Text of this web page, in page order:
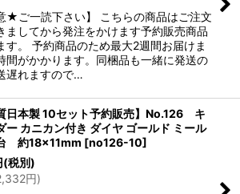
★ご一読下さい】 こちらの商品はご注文
ましてから発注をかけます予約販売商品
す。 予約商品のため最大2週間お届けま
間がかかります。同梱品も一緒に発送の
遅れますので…
日本製 10セット予約販売】No.126 キ
ー カニカン付き ダイヤ ゴールド ミール
約18×11mm [no126-10]
(税別)
円)